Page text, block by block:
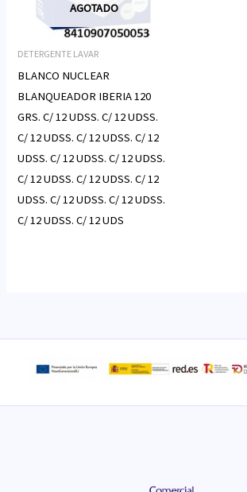
AGOTADO
DETERGENTE LAVAR
BLANCO NUCLEAR
BLANQUEADOR IBERIA 120
GRS. C/ 12 UDSS. C/ 12 UDSS.
C/ 12 UDSS. C/ 12 UDSS. C/ 12
UDSS. C/ 12 UDSS. C/ 12 UDSS.
C/ 12 UDSS. C/ 12 UDSS. C/ 12
UDSS. C/ 12 UDSS. C/ 12 UDSS.
C/ 12 UDSS. C/ 12 UDS